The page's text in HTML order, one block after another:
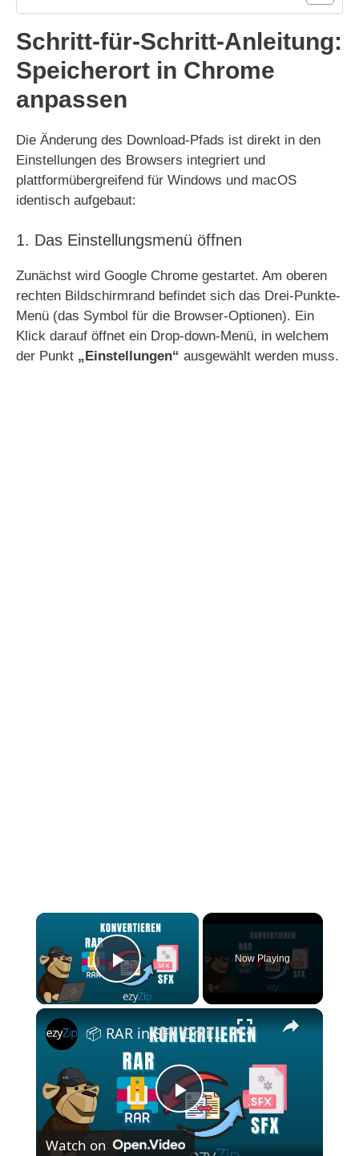
Schritt-für-Schritt-Anleitung:
Speicherort in Chrome
anpassen
Die Änderung des Download-Pfads ist direkt in den
Einstellungen des Browsers integriert und
plattformübergreifend für Windows und macOS
identisch aufgebaut:
1. Das Einstellungsmenü öffnen
Zunächst wird Google Chrome gestartet. Am oberen
rechten Bildschirmrand befindet sich das Drei-Punkte-
Menü (das Symbol für die Browser-Optionen). Ein
Klick darauf öffnet ein Drop-down-Menü, in welchem
der Punkt „Einstellungen“ ausgewählt werden muss.
×
Play Video
Now Playing
×
P
📦 RAR in SFX Online Kostenlos Umwandeln | Keine Softwareinstallation Erforderlich
Watch on